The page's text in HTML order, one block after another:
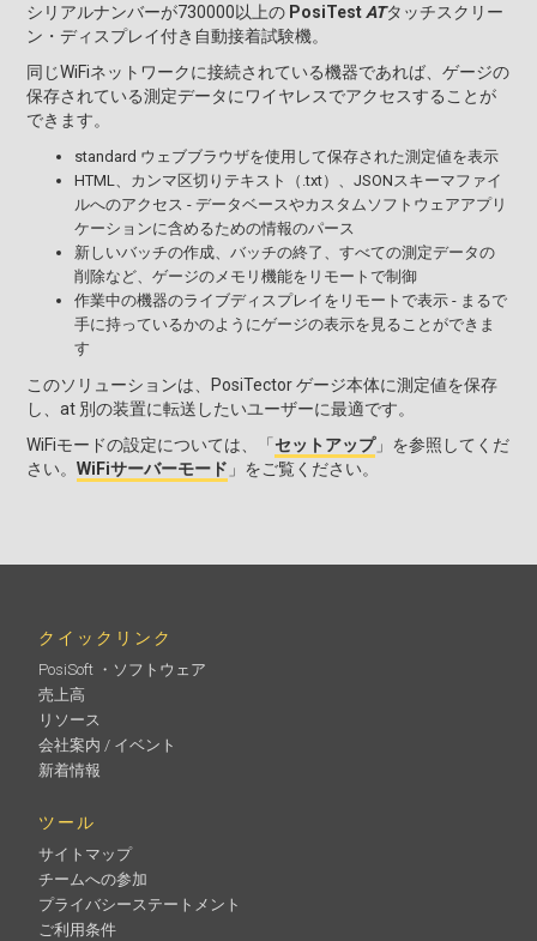
シリアルナンバーが730000以上の PosiTest ATタッチスクリー
ン・ディスプレイ付き自動接着試験機。
同じWiFiネットワークに接続されている機器であれば、ゲージの
保存されている測定データにワイヤレスでアクセスすることが
できます。
standard ウェブブラウザを使用して保存された測定値を表示
HTML、カンマ区切りテキスト（.txt）、JSONスキーマファイ
ルへのアクセス - データベースやカスタムソフトウェアアプリ
ケーションに含めるための情報のパース
新しいバッチの作成、バッチの終了、すべての測定データの
削除など、ゲージのメモリ機能をリモートで制御
作業中の機器のライブディスプレイをリモートで表示 - まるで
手に持っているかのようにゲージの表示を見ることができま
す
このソリューションは、PosiTector ゲージ本体に測定値を保存
し、at 別の装置に転送したいユーザーに最適です。
WiFiモードの設定については、「 セットアップ」を参照してくだ
さい。WiFiサーバーモード 」をご覧ください。
クイックリンク
PosiSoft ・ソフトウェア
売上高
リソース
会社案内 / イベント
新着情報
ツール
サイトマップ
チームへの参加
プライバシーステートメント
ご利用条件